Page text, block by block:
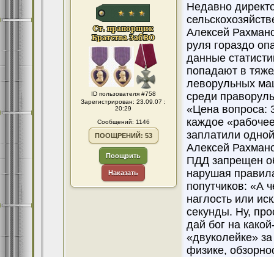
ID пользователя #758
Зарегистрирован: 23.09.07 :
20:29
Сообщений: 1146
ПООЩРЕНИЙ: 53
Поощрить
Наказать
Недавно
Алексей
руля гораздо
данные
попадают в
леворульных
среди
«Цена вопроса:
каждое
заплатили
Алексей
ПДД запрещен
нарушая
попутчиков: «А
наглость или
секунды. Ну,
дай бог на
«двуколейке»
физике,